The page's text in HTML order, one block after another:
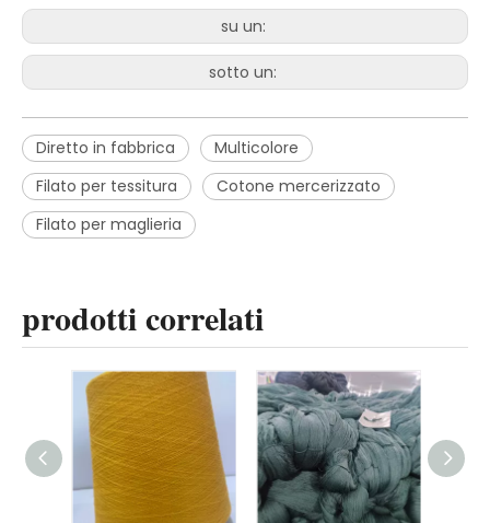
su un:
sotto un:
Diretto in fabbrica
Multicolore
Filato per tessitura
Cotone mercerizzato
Filato per maglieria
prodotti correlati